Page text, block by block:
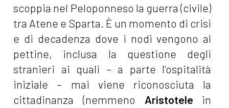
scoppia nel Peloponneso la guerra (civile)
tra Atene e Sparta. È un momento di crisi
e di decadenza dove i nodi vengono al
pettine, inclusa la questione degli
stranieri ai quali – a parte l'ospitalità
iniziale – mai viene riconosciuta la
cittadinanza (nemmeno Aristotele in